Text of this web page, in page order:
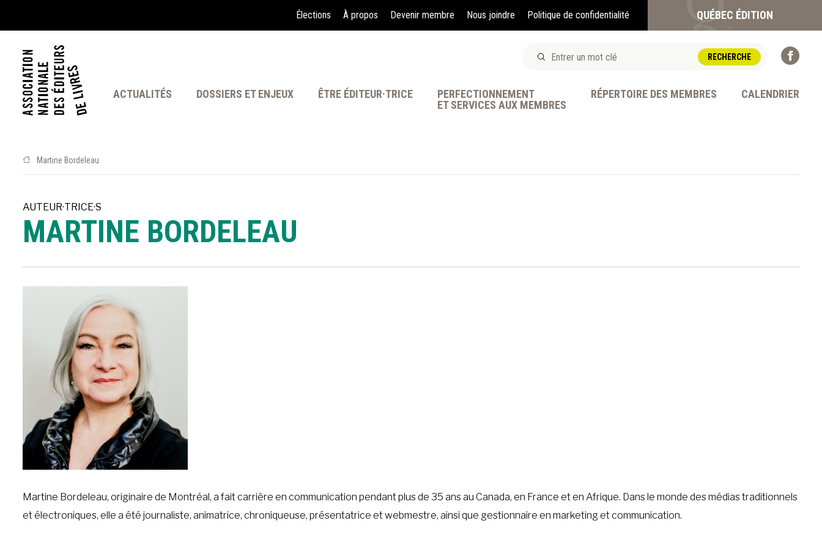
Élections À propos Devenir membre Nous joindre Politique de confidentialité QUÉBEC ÉDITION
ACTUALITÉS DOSSIERS ET ENJEUX ÊTRE ÉDITEUR·TRICE
PERFECTIONNEMENT
ET SERVICES AUX MEMBRES
À LA POINTE DE LA PROFESSION
RÉPERTOIRE DES MEMBRES CALENDRIER
Martine Bordeleau
AUTEUR·TRICE·S
MARTINE BORDELEAU
Martine Bordeleau, originaire de Montréal, a fait carrière en communication pendant plus de 35 ans au Canada, en France et en Afrique. Dans le monde des médias traditionnels
et électroniques, elle a été journaliste, animatrice, chroniqueuse, présentatrice et webmestre, ainsi que gestionnaire en marketing et communication.